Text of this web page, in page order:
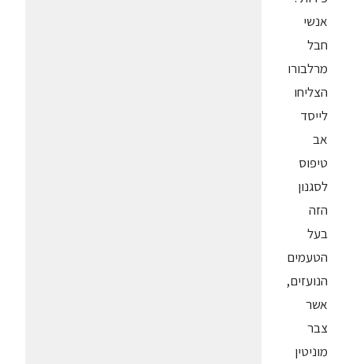
אנשי
חבל
מרלבורו
הצליחו
לייסד
אב
טיפוס
לסגנון
הזה
בעל
הטעמים
הנועזים,
אשר
צבר
מוניטין